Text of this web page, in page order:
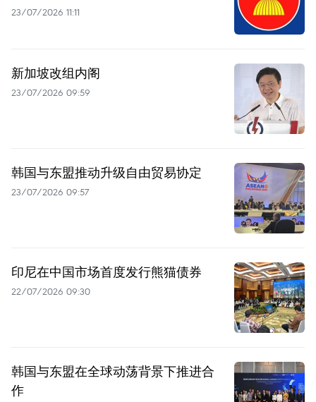
23/07/2026 11:11
新加坡改组内阁
23/07/2026 09:59
韩国与东盟推动升级自由贸易协定
23/07/2026 09:57
印尼在中国市场首度发行熊猫债券
22/07/2026 09:30
韩国与东盟在全球动荡背景下推进合
作